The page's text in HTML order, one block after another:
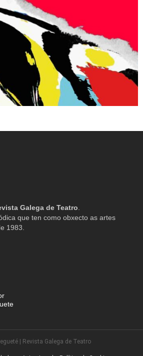
Galega de Teatro
que ten como obxecto as artes
1983.
| Revista Galega de Teatro